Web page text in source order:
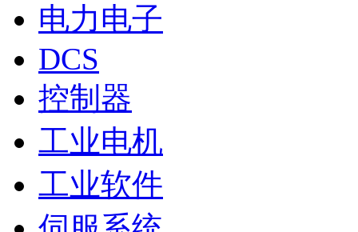
电力电子
DCS
控制器
工业电机
工业软件